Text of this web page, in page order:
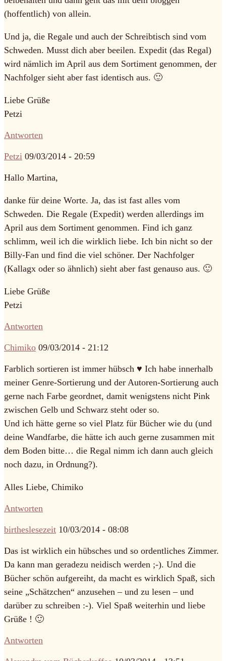
(hoffentlich) von allein.
Und ja, die Regale und auch der Schreibtisch sind vom
Schweden. Musst dich aber beeilen. Expedit (das Regal)
wird nämlich im April aus dem Sortiment genommen, der
Nachfolger sieht aber fast identisch aus. 🙂
Liebe Grüße
Petzi
Antworten
Petzi 09/03/2014 - 20:59
Hallo Martina,
danke für deine Worte. Ja, das ist fast alles vom
Schweden. Die Regale (Expedit) werden allerdings im
April aus dem Sortiment genommen. Find ich ganz
schlimm, weil ich die wirklich liebe. Ich bin nicht so der
Billy-Fan und find die viel schöner. Der Nachfolger
(Kallagx oder so ähnlich) sieht aber fast genauso aus. 🙂
Liebe Grüße
Petzi
Antworten
Chimiko 09/03/2014 - 21:12
Farblich sortieren ist immer hübsch ♥ Ich habe innerhalb
meiner Genre-Sortierung und der Autoren-Sortierung auch
gerne nach Farbe geordnet, damit wenigstens nicht Pink
zwischen Gelb und Schwarz steht oder so.
Und ich hätte gerne so viel Platz für Bücher wie du (und
deine Wandfarbe, die hätte ich auch gerne zusammen mit
dem Boden bitte… die Regal nimm ich dann auch gleich
noch dazu, in Ordnung?).
Alles Liebe, Chimiko
Antworten
birtheslesezeit 10/03/2014 - 08:08
Das ist wirklich ein hübsches und so ordentliches Zimmer.
Da kann man geradezu neidisch werden ;-). Und die
Bücher schön aufgereiht, da macht es wirklich Spaß, sich
seine „Schätzchen“ anzusehen – und zu lesen – und
darüber zu schreiben :-). Viel Spaß weiterhin und liebe
Grüße ! 🙂
Antworten